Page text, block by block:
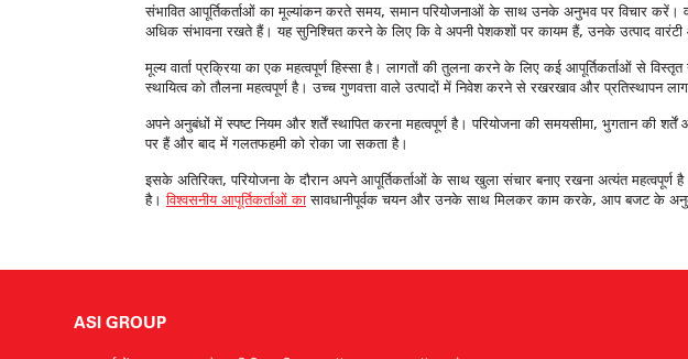
संभावित आपूर्तिकर्ताओं का मूल्यांकन करते समय, समान परियोजनाओं के साथ उनके अनुभव पर विचार करें।
अधिक संभावना रखते हैं। यह सुनिश्चित करने के लिए कि वे अपनी पेशकशों पर कायम हैं, उनके उत्पाद वारंटी
मूल्य वार्ता प्रक्रिया का एक महत्वपूर्ण हिस्सा है। लागतों की तुलना करने के लिए कई आपूर्तिकर्ताओं से
स्थायित्व को तौलना महत्वपूर्ण है। उच्च गुणवत्ता वाले उत्पादों में निवेश करने से रखरखाव और प्रतिस्थापन
अपने अनुबंधों में स्पष्ट नियम और शर्तें स्थापित करना महत्वपूर्ण है। परियोजना की समयसीमा, भुगतान की
पर हैं और बाद में गलतफहमी को रोका जा सकता है।
इसके अतिरिक्त, परियोजना के दौरान अपने आपूर्तिकर्ताओं के साथ खुला संचार बनाए रखना अत्यंत
है।विश्वसनीय आपूर्तिकर्ताओं कासावधानीपूर्वक चयन और उनके साथ मिलकर काम करके, आप बजट के
ASI GROUP